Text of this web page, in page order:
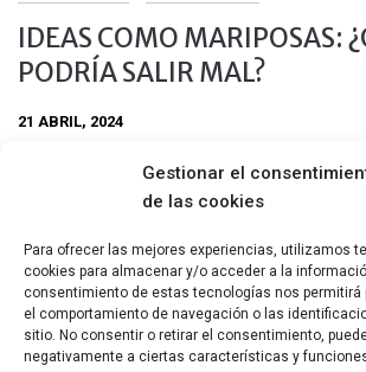
Gestionar el
de las cookies
Para ofrecer las mejores experiencias, utilizamos
cookies para almacenar y/o acceder a la
consentimiento de estas tecnologías nos permitirá
el comportamiento de navegación o las
sitio. No consentir o retirar el consentimiento,
negativamente a ciertas características y
IDEAS COMO MARIPOSAS:
PODRÍA SALIR MAL?
21 ABRIL, 2024
Celebrando el día de la creatividad y la
Demetilla habla de las ideas geniales que
profesional y personal. Aunque, a veces,
Compartir